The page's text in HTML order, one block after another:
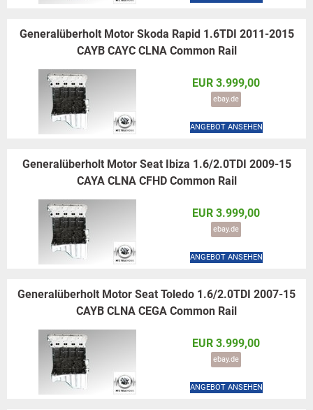
Generalüberholt Motor Skoda Rapid 1.6TDI 2011-2015
CAYB CAYC CLNA Common Rail
EUR 3.999,00
ebay.de
ANGEBOT ANSEHEN
Generalüberholt Motor Seat Ibiza 1.6/2.0TDI 2009-15
CAYA CLNA CFHD Common Rail
EUR 3.999,00
ebay.de
ANGEBOT ANSEHEN
Generalüberholt Motor Seat Toledo 1.6/2.0TDI 2007-15
CAYB CLNA CEGA Common Rail
EUR 3.999,00
ebay.de
ANGEBOT ANSEHEN